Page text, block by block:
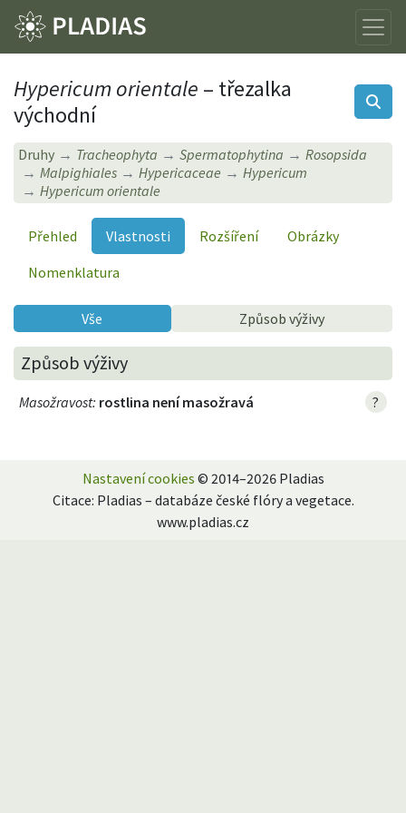
Hypericum orientale – třezalka
východní
Druhy Tracheophyta Spermatophytina
Rosopsida
Malpighiales
Hypericaceae
Hypericum
Hypericum orientale
Přehled Vlastnosti Rozšíření
Obrázky
Nomenklatura
Vše Způsob výživy
Způsob výživy
Masožravost: rostlina není masožravá ?
Nastavení cookies © 2014–2026 Pladias
Citace: Pladias – databáze české flóry a vegetace.
www.pladias.cz